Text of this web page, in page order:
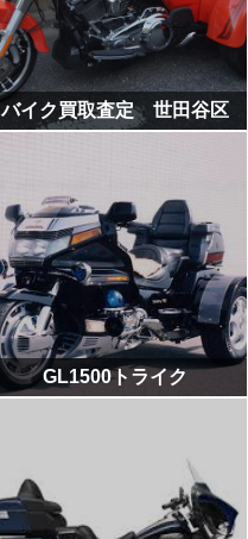
バイク買取査定 世田谷区
GL1500トライク